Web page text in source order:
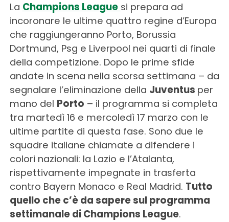
La Champions League si prepara ad
incoronare le ultime quattro regine d’Europa
che raggiungeranno Porto, Borussia
Dortmund, Psg e Liverpool nei quarti di finale
della competizione. Dopo le prime sfide
andate in scena nella scorsa settimana – da
segnalare l’eliminazione della Juventus per
mano del Porto – il programma si completa
tra martedì 16 e mercoledì 17 marzo con le
ultime partite di questa fase. Sono due le
squadre italiane chiamate a difendere i
colori nazionali: la Lazio e l’Atalanta,
rispettivamente impegnate in trasferta
contro Bayern Monaco e Real Madrid. Tutto
quello che c’è da sapere sul programma
settimanale di Champions League.